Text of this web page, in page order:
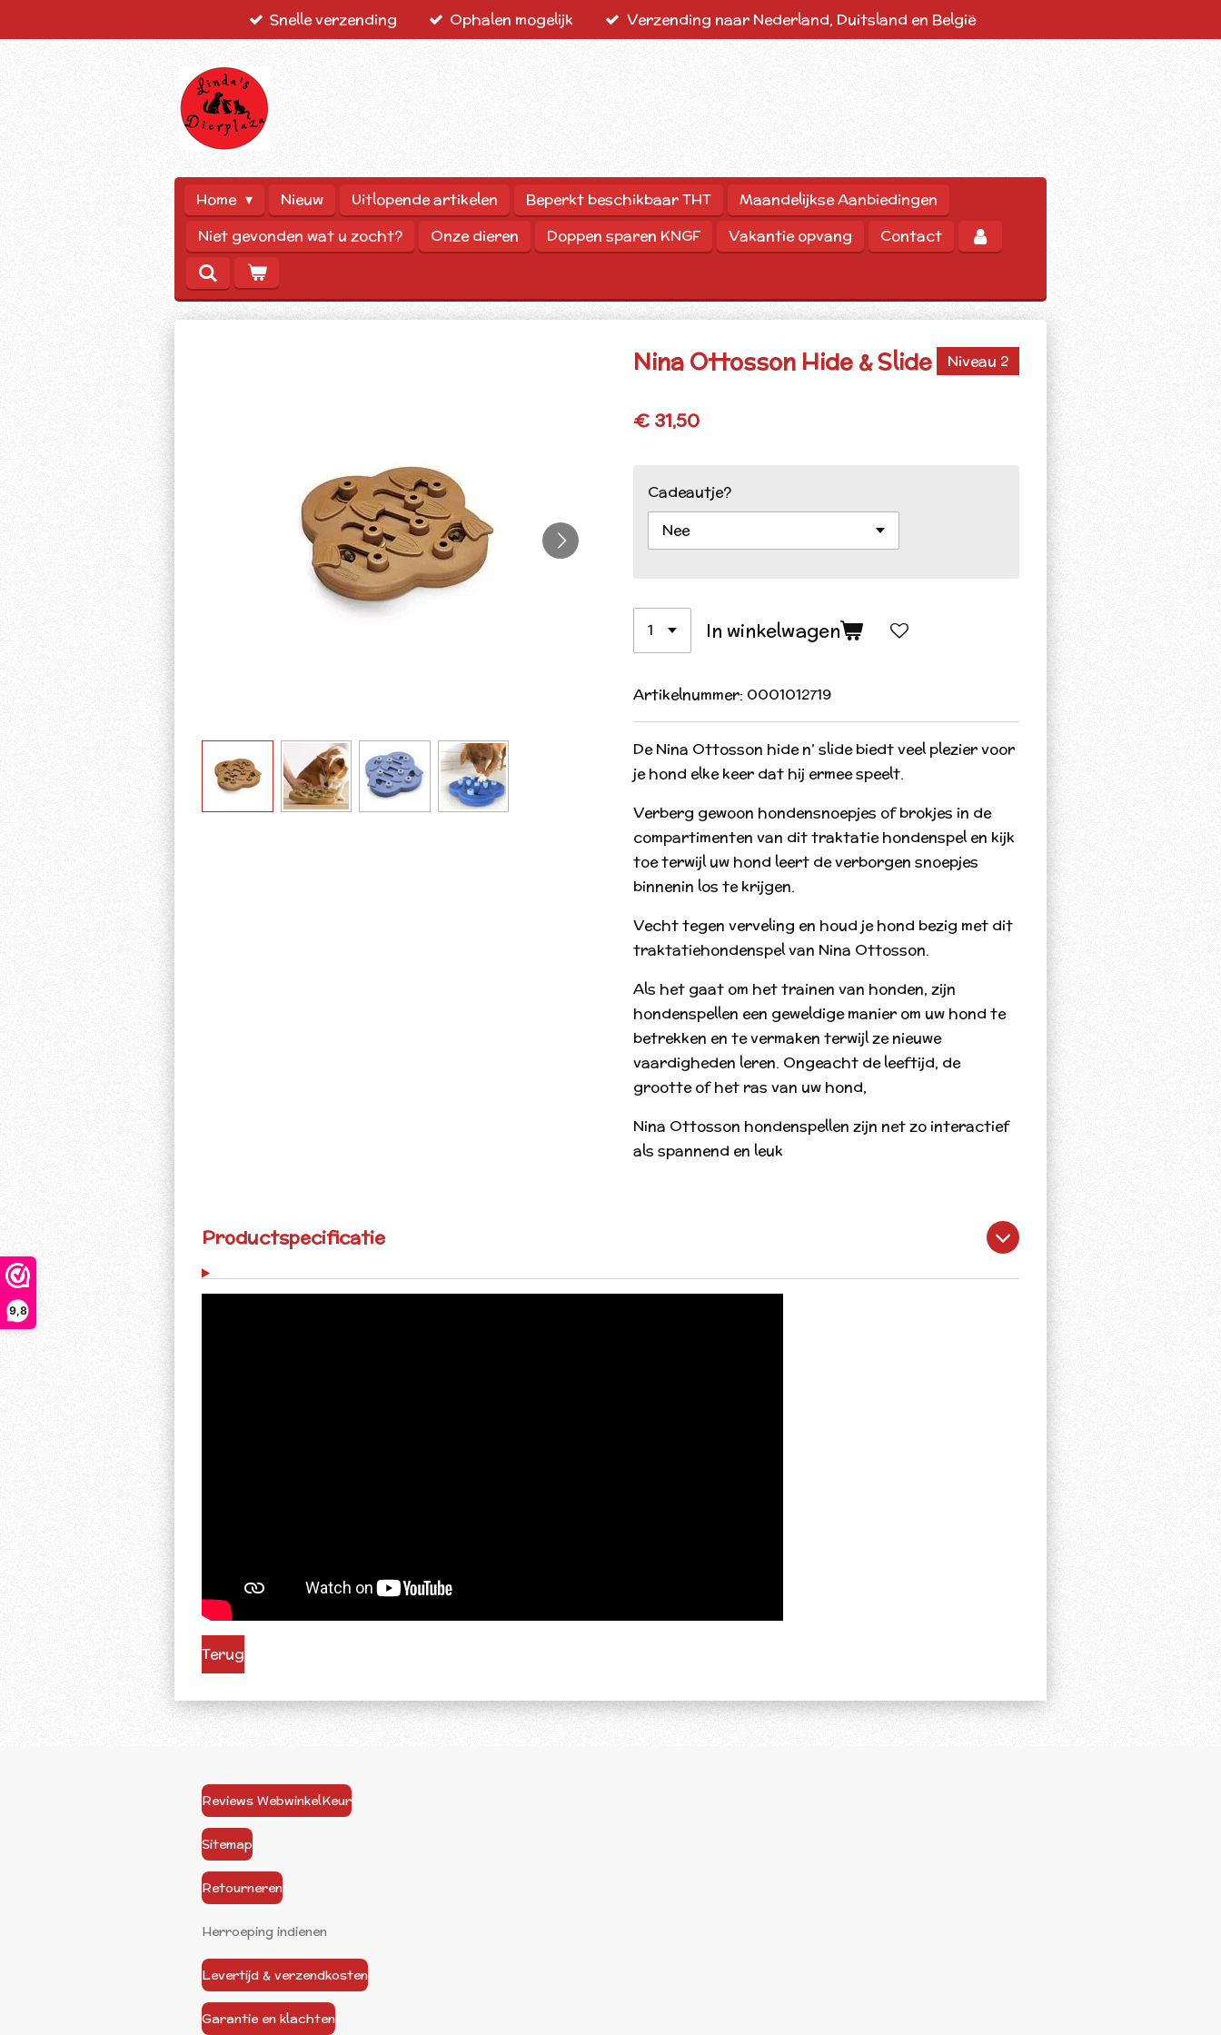
9,8
Snelle verzending Ophalen mogelijk Verzending naar Nederland, Duitsland en België
Home Nieuw Uitlopende artikelen Beperkt beschikbaar THT
Maandelijkse Aanbiedingen
Niet gevonden wat u zocht?
Onze dieren Doppen sparen KNGF Vakantie opvang Contact
Nina Ottosson Hide & Slide Niveau 2
€ 31,50
Cadeautje?
In winkelwagen
Artikelnummer: 0001012719
De Nina Ottosson hide n’ slide biedt veel plezier voor
je hond elke keer dat hij ermee speelt.
Verberg gewoon hondensnoepjes of brokjes in de
compartimenten van dit traktatie hondenspel en kijk
toe terwijl uw hond leert de verborgen snoepjes
binnenin los te krijgen.
Vecht tegen verveling en houd je hond bezig met dit
traktatiehondenspel van Nina Ottosson.
Als het gaat om het trainen van honden, zijn
hondenspellen een geweldige manier om uw hond te
betrekken en te vermaken terwijl ze nieuwe
vaardigheden leren. Ongeacht de leeftijd, de
grootte of het ras van uw hond,
Nina Ottosson hondenspellen zijn net zo interactief
als spannend en leuk
Productspecificatie
Terug
Reviews WebwinkelKeur
Sitemap
Retourneren
Herroeping indienen
Levertijd & verzendkosten
Garantie en klachten